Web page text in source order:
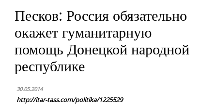
Песков: Россия обязательно
окажет гуманитарную
помощь Донецкой народной
республике
30.05.2014
http://itar-tass.com/politika/1225529